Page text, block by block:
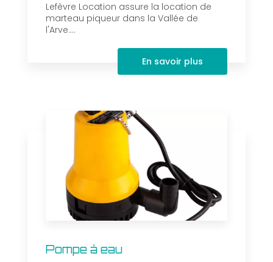
Lefèvre Location assure la location de
marteau piqueur dans la Vallée de
l'Arve....
En savoir plus
Pompe à eau